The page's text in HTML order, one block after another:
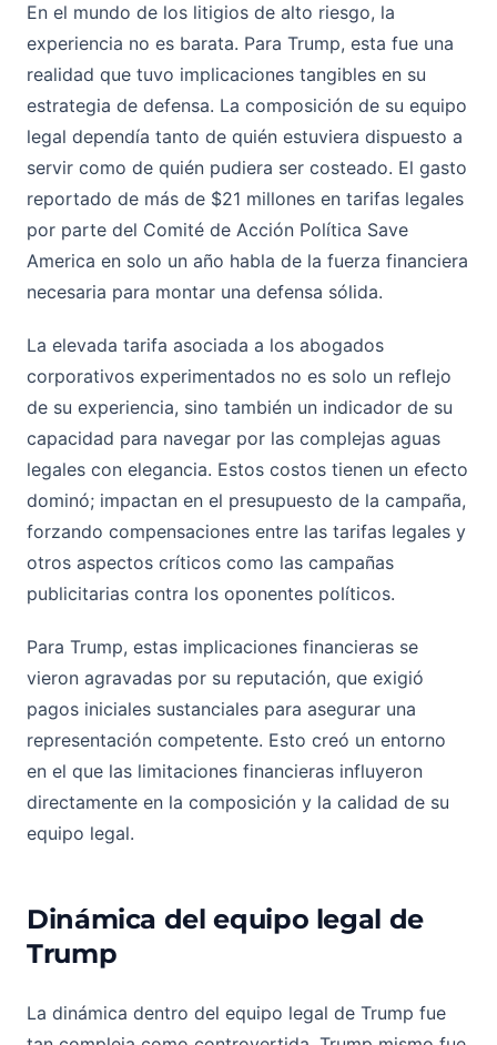
En el mundo de los litigios de alto riesgo, la
experiencia no es barata. Para Trump, esta fue una
realidad que tuvo implicaciones tangibles en su
estrategia de defensa. La composición de su equipo
legal dependía tanto de quién estuviera dispuesto a
servir como de quién pudiera ser costeado. El gasto
reportado de más de $21 millones en tarifas legales
por parte del Comité de Acción Política Save
America en solo un año habla de la fuerza financiera
necesaria para montar una defensa sólida.
La elevada tarifa asociada a los abogados
corporativos experimentados no es solo un reflejo
de su experiencia, sino también un indicador de su
capacidad para navegar por las complejas aguas
legales con elegancia. Estos costos tienen un efecto
dominó; impactan en el presupuesto de la campaña,
forzando compensaciones entre las tarifas legales y
otros aspectos críticos como las campañas
publicitarias contra los oponentes políticos.
Para Trump, estas implicaciones financieras se
vieron agravadas por su reputación, que exigió
pagos iniciales sustanciales para asegurar una
representación competente. Esto creó un entorno
en el que las limitaciones financieras influyeron
directamente en la composición y la calidad de su
equipo legal.
Dinámica del equipo legal de
Trump
La dinámica dentro del equipo legal de Trump fue